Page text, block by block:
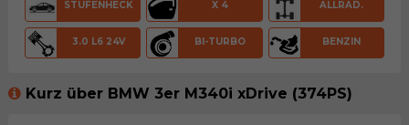
STUFENHECK X 4 ALLRAD.
3.0 L6 24V BI-TURBO BENZIN
Kurz über BMW 3er M340i xDrive (374PS)